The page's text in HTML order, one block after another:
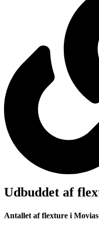
Udbuddet af
Antallet af flexture i